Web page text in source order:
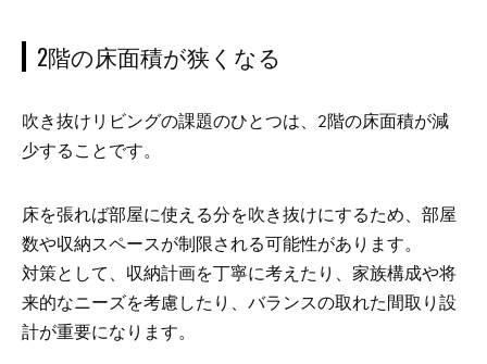
2階の床面積が狭くなる
吹き抜けリビングの課題のひとつは、2階の床面積が減
少することです。
床を張れば部屋に使える分を吹き抜けにするため、部屋
数や収納スペースが制限される可能性があります。
対策として、収納計画を丁寧に考えたり、家族構成や将
来的なニーズを考慮したり、バランスの取れた間取り設
計が重要になります。